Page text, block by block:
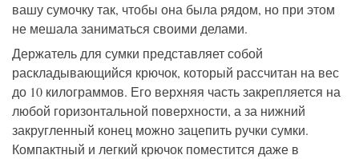
вашу сумочку так, чтобы она была рядом, но при этом
не мешала заниматься своими делами.
Держатель для сумки представляет собой
раскладывающийся крючок, который рассчитан на вес
до 10 килограммов. Его верхняя часть закрепляется на
любой горизонтальной поверхности, а за нижний
закругленный конец можно зацепить ручки сумки.
Компактный и легкий крючок поместится даже в